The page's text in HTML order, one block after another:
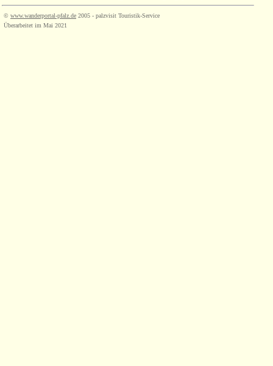
© www.wanderportal-pfalz.de 2005 - palzvisit Touristik-Service
Überarbeitet im Mai 2021